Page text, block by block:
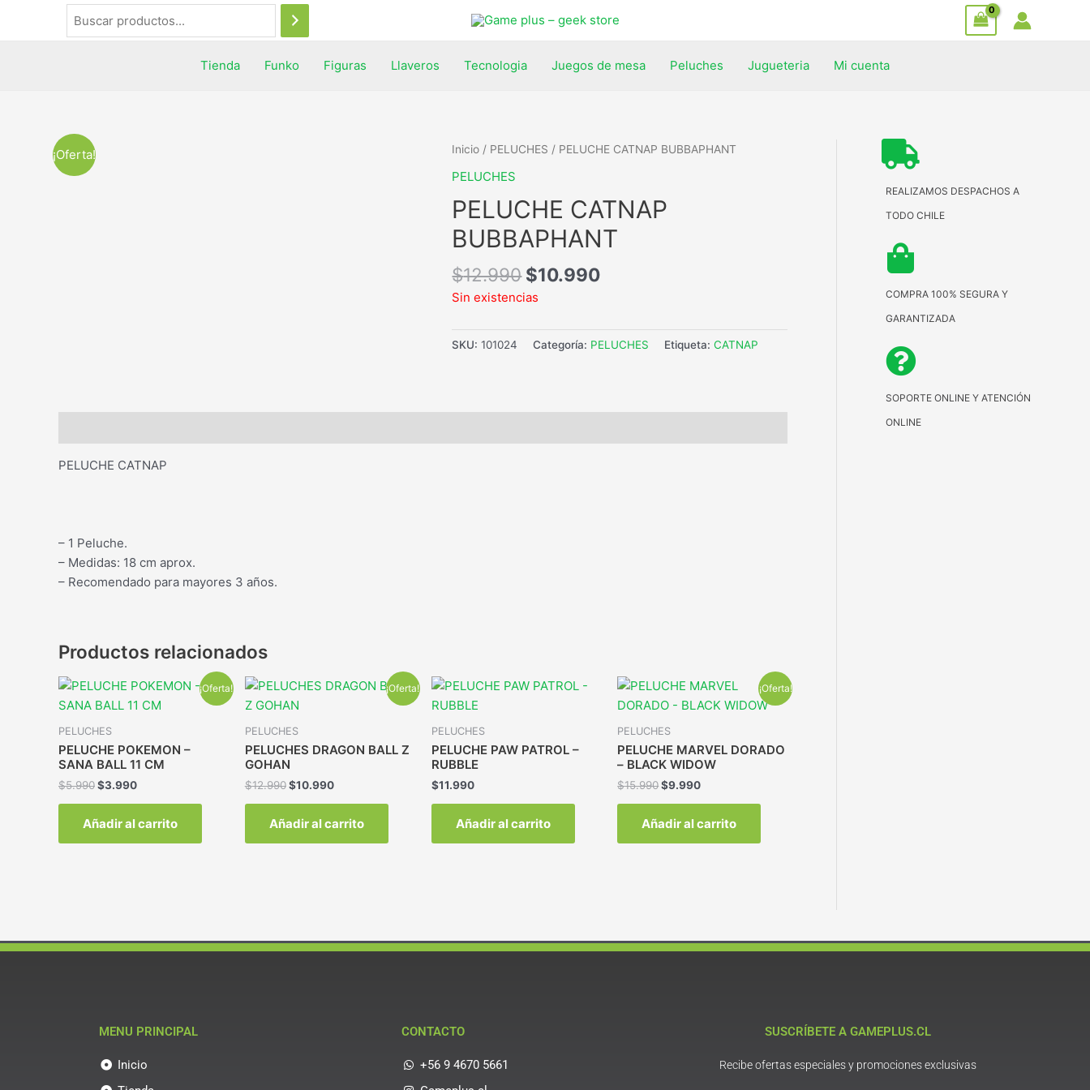
Tienda Funko Figuras Llaveros Tecnologia Juegos de mesa Peluches Jugueteria Mi cuenta
¡Oferta! Inicio / PELUCHES / PELUCHE CATNAP BUBBAPHANT
PELUCHES
PELUCHE CATNAP
BUBBAPHANT
$12.990 $10.990
Sin existencias
SKU:101024 Categoría: PELUCHES Etiqueta:CATNAP
PELUCHE CATNAP
– 1 Peluche.
– Medidas: 18 cm aprox.
– Recomendado para mayores 3 años.
Productos relacionados
¡Oferta!
PELUCHES
PELUCHE POKEMON –
SANA BALL 11 CM
$5.990$3.990
Añadir al carrito
¡Oferta!
PELUCHES
PELUCHES DRAGON BALL Z
GOHAN
$12.990 $10.990
Añadir al carrito
PELUCHES
PELUCHE PAW PATROL –
RUBBLE
$11.990
Añadir al carrito
¡Oferta!
PELUCHES
PELUCHE MARVEL DORADO
– BLACK WIDOW
$15.990 $9.990
Añadir al carrito
REALIZAMOS DESPACHOS A
TODO CHILE
COMPRA 100% SEGURA Y
GARANTIZADA
SOPORTE ONLINE Y ATENCIÓN
ONLINE
MENU PRINCIPAL
Inicio
CONTACTO
+56 9 4670 5661
SUSCRÍBETE A GAMEPLUS.CL
Recibe ofertas especiales y promociones exclusivas